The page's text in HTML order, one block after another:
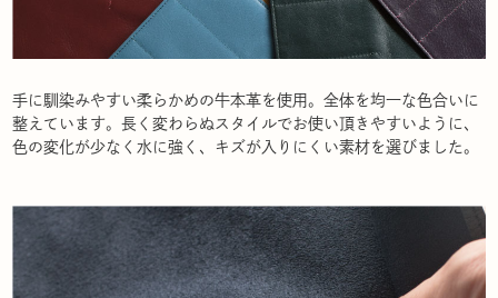
手に馴染みやすい柔らかめの牛本革を使用。全体を均一な色合いに
整えています。長く変わらぬスタイルでお使い頂きやすいように、
色の変化が少なく水に強く、キズが入りにくい素材を選びました。